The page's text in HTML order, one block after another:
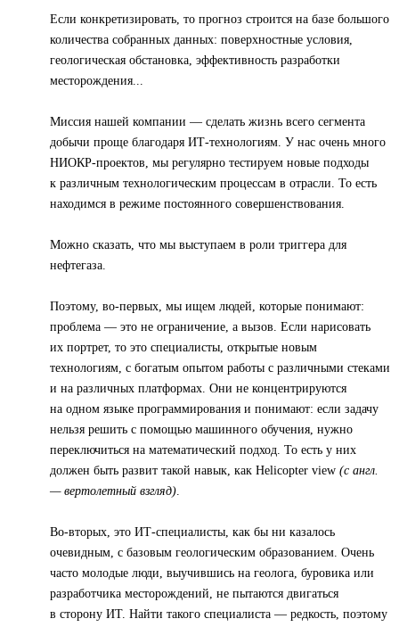
Если конкретизировать, то прогноз строится на базе большого
количества собранных данных: поверхностные условия,
геологическая обстановка, эффективность разработки
месторождения...
Миссия нашей компании — сделать жизнь всего сегмента
добычи проще благодаря ИТ-технологиям. У нас очень много
НИОКР-проектов, мы регулярно тестируем новые подходы
к различным технологическим процессам в отрасли. То есть
находимся в режиме постоянного совершенствования.
Можно сказать, что мы выступаем в роли триггера для
нефтегаза.
Поэтому, во-первых, мы ищем людей, которые понимают:
проблема — это не ограничение, а вызов. Если нарисовать
их портрет, то это специалисты, открытые новым
технологиям, с богатым опытом работы с различными стеками
и на различных платформах. Они не концентрируются
на одном языке программирования и понимают: если задачу
нельзя решить с помощью машинного обучения, нужно
переключиться на математический подход. То есть у них
должен быть развит такой навык, как Helicopter view (с англ.
— вертолетный взгляд).
Во-вторых, это ИТ-специалисты, как бы ни казалось
очевидным, с базовым геологическим образованием. Очень
часто молодые люди, выучившись на геолога, буровика или
разработчика месторождений, не пытаются двигаться
в сторону ИТ. Найти такого специалиста — редкость, поэтому